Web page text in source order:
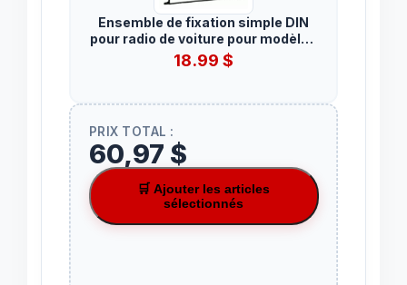
Ensemble de fixation simple DIN
pour radio de voiture pour modèles
Chrysler, Dodge et Jeep 2004-
18.99 $
PRIX TOTAL :
60,97 $
🛒 Ajouter les articles
sélectionnés